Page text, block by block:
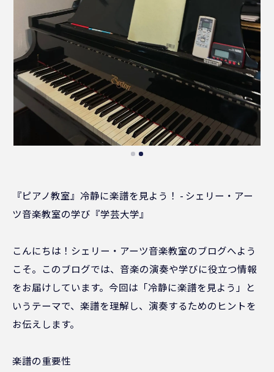
『ピアノ教室』冷静に楽譜を見よう！ - シェリー・アー
ツ音楽教室の学び『学芸大学』
こんにちは！シェリー・アーツ音楽教室のブログへよう
こそ。このブログでは、音楽の演奏や学びに役立つ情報
をお届けしています。今回は「冷静に楽譜を見よう」と
いうテーマで、楽譜を理解し、演奏するためのヒントを
お伝えします。
楽譜の重要性